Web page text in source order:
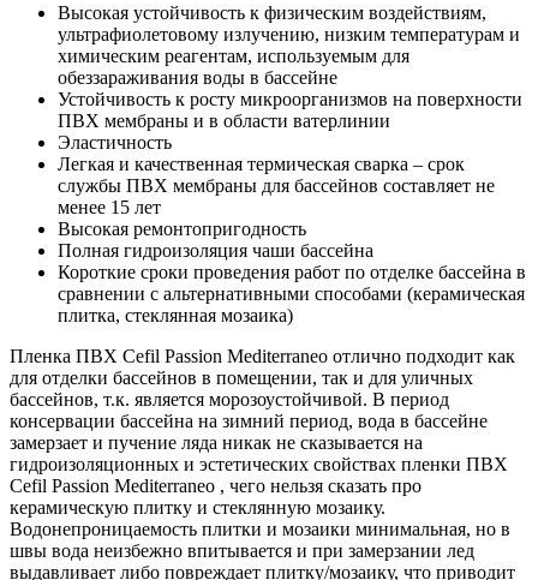
Высокая устойчивость к физическим воздействиям,
ультрафиолетовому излучению, низким температурам и
химическим реагентам, используемым для
обеззараживания воды в бассейне
Устойчивость к росту микроорганизмов на поверхности
ПВХ мембраны и в области ватерлинии
Эластичность
Легкая и качественная термическая сварка – срок
службы ПВХ мембраны для бассейнов составляет не
менее 15 лет
Высокая ремонтопригодность
Полная гидроизоляция чаши бассейна
Короткие сроки проведения работ по отделке бассейна в
сравнении с альтернативными способами (керамическая
плитка, стеклянная мозаика)
Пленка ПВХ Cefil Passion Mediterraneo отлично подходит как
для отделки бассейнов в помещении, так и для уличных
бассейнов, т.к. является морозоустойчивой. В период
консервации бассейна на зимний период, вода в бассейне
замерзает и пучение ляда никак не сказывается на
гидроизоляционных и эстетических свойствах пленки ПВХ
Cefil Passion Mediterraneo , чего нельзя сказать про
керамическую плитку и стеклянную мозаику.
Водонепроницаемость плитки и мозаики минимальная, но в
швы вода неизбежно впитывается и при замерзании лед
выдавливает либо повреждает плитку/мозаику, что приводит